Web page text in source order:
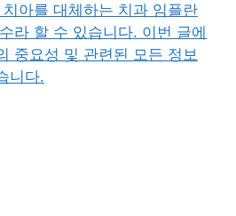
아를 대체하는 치과 임플란
라 할 수 있습니다. 이번 글에
중요성 및 관련된 모든 정보
니다.